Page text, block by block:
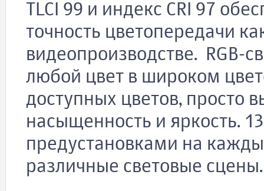
TLCI 99 и индекс CRI 97
точность цветопередачи
видеопроизводстве. RGB-
любой цвет в широком
доступных цветов, просто
насыщенность и яркость.
предустановками на
различные световые сцены.